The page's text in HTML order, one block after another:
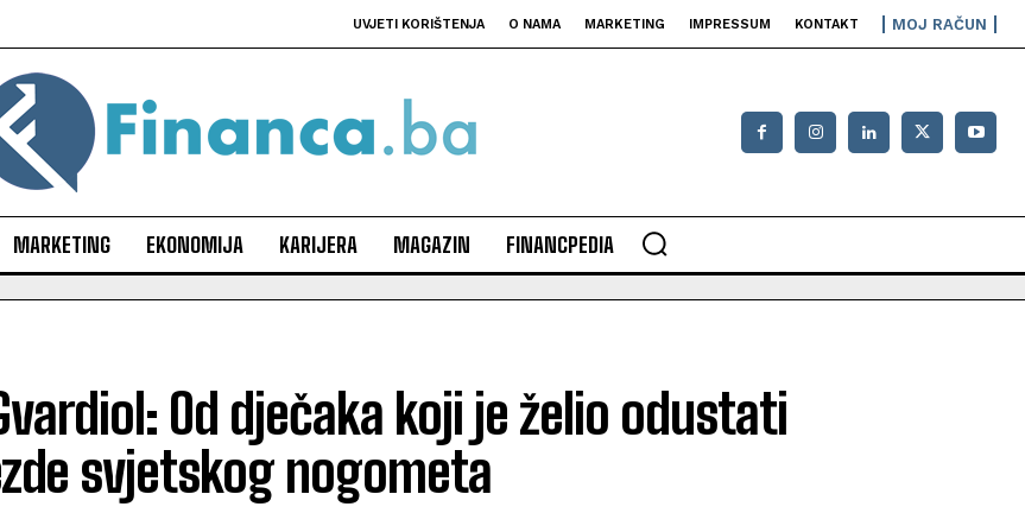
UVJETI KORIŠTENJA O NAMA MARKETING IMPRESSUM KONTAKT MOJ RAČUN
MARKETING EKONOMIJA KARIJERA MAGAZIN FINANCPEDIA
Od dječaka koji je želio odustati
svjetskog nogometa